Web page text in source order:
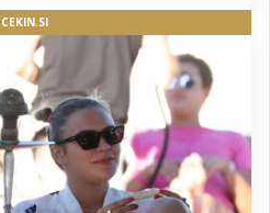
CEKIN.SI